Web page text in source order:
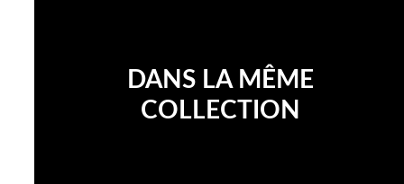
DANS LA MÊME
COLLECTION